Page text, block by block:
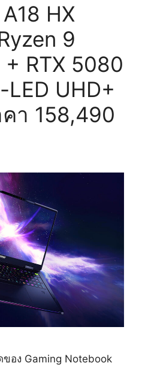
HX
9
RTX 5080
LED UHD+
า 158,490
ของ Gaming Notebook